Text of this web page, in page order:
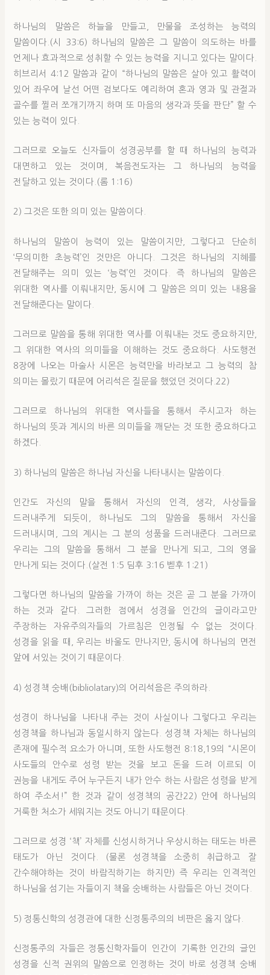
하나님의 말씀은 하늘을 만들고, 만물을 조성하는 능력의
말씀이다.(시 33:6) 하나님의 말씀은 그 말씀이 의도하는 바를
언제나 효과적으로 성취할 수 있는 능력을 지니고 있다는 말이다.
히브리서 4:12 말씀과 같이 “하나님의 말씀은 살아 있고 활력이
있어 좌우에 날선 어떤 검보다도 예리하여 혼과 영과 및 관절과
골수를 찔러 쪼개기까지 하며 또 마음의 생각과 뜻을 판단” 할 수
있는 능력이 있다.
그러므로 오늘도 신자들이 성경공부를 할 때 하나님의 능력과
대면하고 있는 것이며, 복음전도자는 그 하나님의 능력을
전달하고 있는 것이다.(롬 1:16)
2) 그것은 또한 의미 있는 말씀이다.
하나님의 말씀이 능력이 있는 말씀이지만, 그렇다고 단순히
‘무의미한 초능력’인 것만은 아니다. 그것은 하나님의 지혜를
전달해주는 의미 있는 ‘능력’인 것이다. 즉 하나님의 말씀은
위대한 역사를 이뤄내지만, 동시에 그 말씀은 의미 있는 내용을
전달해준다는 말이다.
그러므로 말씀을 통해 위대한 역사를 이뤄내는 것도 중요하지만,
그 위대한 역사의 의미들을 이해하는 것도 중요하다. 사도행전
8장에 나오는 마술사 시몬은 능력만을 바라보고 그 능력의 참
의미는 몰랐기 때문에 어리석은 질문을 했었던 것이다.22)
그러므로 하나님의 위대한 역사들을 통해서 주시고자 하는
하나님의 뜻과 계시의 바른 의미들을 깨닫는 것 또한 중요하다고
하겠다.
3) 하나님의 말씀은 하나님 자신을 나타내시는 말씀이다.
인간도 자신의 말을 통해서 자신의 인격, 생각, 사상들을
드러내주게 되듯이, 하나님도 그의 말씀을 통해서 자신을
드러내시며, 그의 계시는 그 분의 성품을 드러내준다. 그러므로
우리는 그의 말씀을 통해서 그 분을 만나게 되고, 그의 영을
만나게 되는 것이다.(살전 1:5 딤후 3:16 벧후 1:21)
그렇다면 하나님의 말씀을 가까이 하는 것은 곧 그 분을 가까이
하는 것과 같다. 그러한 점에서 성경을 인간의 글이라고만
주장하는 자유주의자들의 가르침은 인정될 수 없는 것이다.
성경을 읽을 때, 우리는 바울도 만나지만, 동시에 하나님의 면전
앞에 서있는 것이기 때문이다.
4) 성경책 숭배(bibliolatary)의 어리석음은 주의하라.
성경이 하나님을 나타내 주는 것이 사실이나 그렇다고 우리는
성경책을 하나님과 동일시하지 않는다. 성경책 자체는 하나님의
존재에 필수적 요소가 아니며, 또한 사도행전 8:18,19의 “시몬이
사도들의 안수로 성령 받는 것을 보고 돈을 드려 이르되 이
권능을 내게도 주어 누구든지 내가 안수 하는 사람은 성령을 받게
하여 주소서!” 한 것과 같이 성경책의 공간22) 안에 하나님의
거룩한 처소가 세워지는 것도 아니기 때문이다.
그러므로 성경 ‘책’ 자체를 신성시하거나 우상시하는 태도는 바른
태도가 아닌 것이다. (물론 성경책을 소중히 취급하고 잘
간수해야하는 것이 바람직하기는 하지만) 즉 우리는 인격적인
하나님을 섬기는 자들이지 책을 숭배하는 사람들은 아닌 것이다.
5) 정통신학의 성경관에 대한 신정통주의의 비판은 옳지 않다.
신정통주의 자들은 정통신학자들이 인간이 기록한 인간의 글인
성경을 신적 권위의 말씀으로 인정하는 것이 바로 성경책 숭배